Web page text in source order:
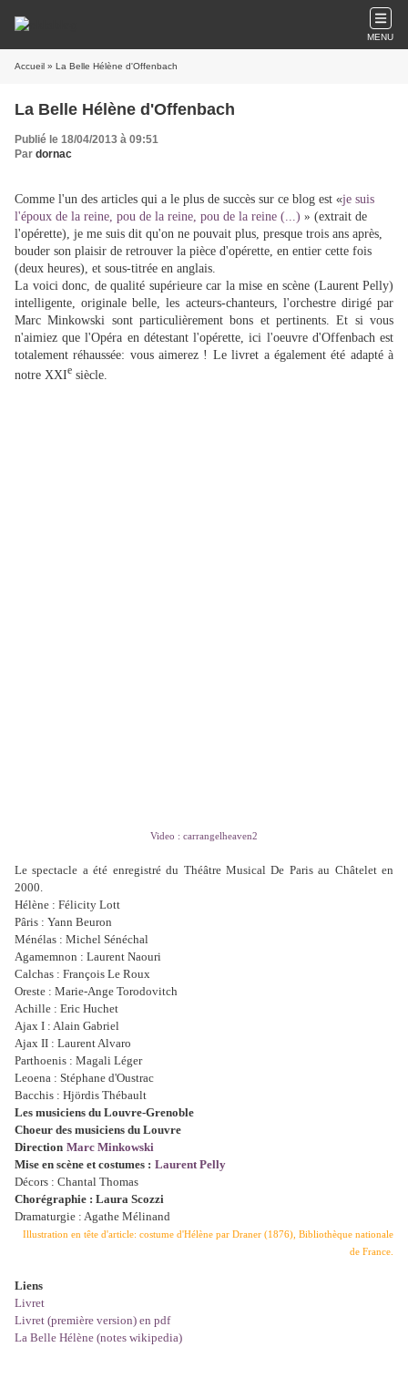
MENU
Accueil » La Belle Hélène d'Offenbach
La Belle Hélène d'Offenbach
Publié le 18/04/2013 à 09:51
Par dornac
Comme l'un des articles qui a le plus de succès sur ce blog est «je suis
l'époux de la reine, pou de la reine, pou de la reine (...) » (extrait de
l'opérette), je me suis dit qu'on ne pouvait plus, presque trois ans après,
bouder son plaisir de retrouver la pièce d'opérette, en entier cette fois
(deux heures), et sous-titrée en anglais.
La voici donc, de qualité supérieure car la mise en scène (Laurent Pelly)
intelligente, originale belle, les acteurs-chanteurs, l'orchestre dirigé par
Marc Minkowski sont particulièrement bons et pertinents. Et si vous
n'aimiez que l'Opéra en détestant l'opérette, ici l'oeuvre d'Offenbach est
totalement réhaussée: vous aimerez ! Le livret a également été adapté à
notre XXIe siècle.
Video : carrangelheaven2
Le spectacle a été enregistré du Théâtre Musical De Paris au Châtelet en
2000.
Hélène : Félicity Lott
Pâris : Yann Beuron
Ménélas : Michel Sénéchal
Agamemnon : Laurent Naouri
Calchas : François Le Roux
Oreste : Marie-Ange Torodovitch
Achille : Eric Huchet
Ajax I : Alain Gabriel
Ajax II : Laurent Alvaro
Parthoenis : Magali Léger
Leoena : Stéphane d'Oustrac
Bacchis : Hjördis Thébault
Les musiciens du Louvre-Grenoble
Choeur des musiciens du Louvre
Direction Marc Minkowski
Mise en scène et costumes : Laurent Pelly
Décors : Chantal Thomas
Chorégraphie : Laura Scozzi
Dramaturgie : Agathe Mélinand
Illustration en tête d'article: costume d'Hélène par Draner (1876), Bibliothèque nationale
de France.
Liens
Livret
Livret (première version) en pdf
La Belle Hélène (notes wikipedia)